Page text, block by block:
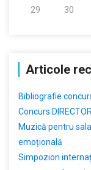
29 30
Articole
Bibliografie
Concurs
Muzică pentru
emoțională
Simpozion